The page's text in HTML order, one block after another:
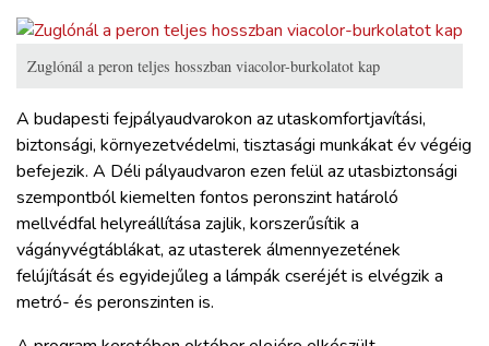
Zuglónál a peron teljes hosszban viacolor-burkolatot kap
A budapesti fejpályaudvarokon az utaskomfortjavítási,
biztonsági, környezetvédelmi, tisztasági munkákat év végéig
befejezik. A Déli pályaudvaron ezen felül az utasbiztonsági
szempontból kiemelten fontos peronszint határoló
mellvédfal helyreállítása zajlik, korszerűsítik a
vágányvégtáblákat, az utasterek álmennyezetének
felújítását és egyidejűleg a lámpák cseréjét is elvégzik a
metró- és peronszinten is.